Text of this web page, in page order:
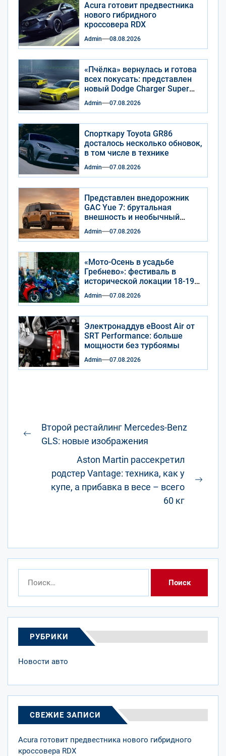
Acura готовит предвестника
нового гибридного
кроссовера RDX
Admin 08.08.2026
«Пчёлка» вернулась и готова
всех покусать: представлен
новый Dodge Charger Super
Bee
Admin 07.08.2026
Спорткару Toyota GR86
досталось несколько обновок,
в том числе в технике
Admin 07.08.2026
Представлен внедорожник
GAC Yue 7: брутальная
внешность и необычный
салон
Admin 07.08.2026
«Мото-Осень в усадьбе
Гребнево»: фестиваль в
исторической локации 18-19
сентября 2026 года
Admin 07.08.2026
Электронаддув eBoost Air от
SRT Performance: больше
мощности без турбоямы
Admin 07.08.2026
Навигация
по
записям
Предыдущая
Второй рестайлинг Mercedes-Benz
GLS: новые изображения
Aston Martin рассекретил
родстер Vantage: техника, как у
купе, а прибавка в весе – всего
60 кг
РУБРИКИ
Новости авто
СВЕЖИЕ ЗАПИСИ
Acura готовит предвестника нового гибридного
кроссовера RDX